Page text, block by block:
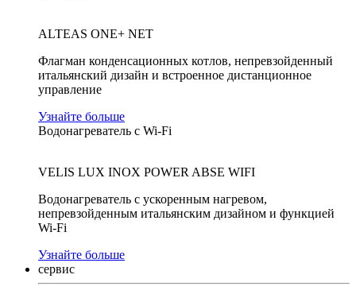
ALTEAS ONE+ NET
Флагман конденсационных котлов, непревзойденный
итальянский дизайн и встроенное дистанционное
управление
Узнайте больше
Водонагреватель с Wi-Fi
VELIS LUX INOX POWER ABSE WIFI
Водонагреватель с ускоренным нагревом,
непревзойденным итальянским дизайном и функцией
Wi-Fi
Узнайте больше
сервис